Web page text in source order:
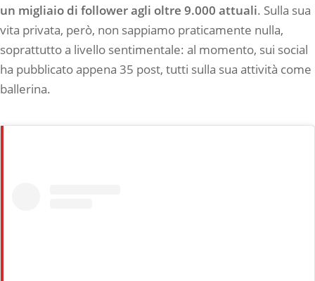
un migliaio di follower agli oltre 9.000 attuali. Sulla sua
vita privata, però, non sappiamo praticamente nulla,
soprattutto a livello sentimentale: al momento, sui social
ha pubblicato appena 35 post, tutti sulla sua attività come
ballerina.